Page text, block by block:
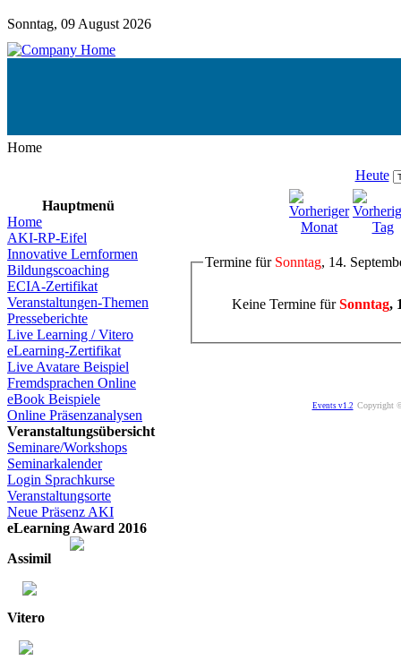
Sonntag, 09 August 2026
Home
Hauptmenü
Home
AKI-RP-Eifel
Innovative Lernformen
Bildungscoaching
ECIA-Zertifikat
Veranstaltungen-Themen
Presseberichte
Live Learning / Vitero
eLearning-Zertifikat
Live Avatare Beispiel
Fremdsprachen Online
eBook Beispiele
Online Präsenzanalysen
Veranstaltungsübersicht
Seminare/Workshops
Seminarkalender
Login Sprachkurse
Veranstaltungsorte
Neue Präsenz AKI
eLearning Award 2016
Assimil
Vitero
Heute
Termine für Sonntag, 14.
Keine Termine fürSonntag,
Events v1.2 Copyright